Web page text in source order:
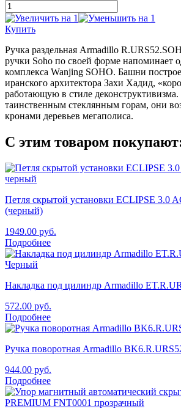
Купить
Ручка раздельная Armadillo
ручки Soho по своей форме напоминает
комплекса Wanjing SOHO. Башни
иранского архитектора Захи Хадид,
работающую в стиле
таинственным стеклянным горам, они
кронами деревьев мегаполиса.
С этим товаром
Петля скрытой установки ECLIPSE 3.0
(черный)
1949.00 руб.
Подробнее
Накладка под цилиндр Armadillo
572.00 руб.
Подробнее
Ручка поворотная Armadillo
944.00 руб.
Подробнее